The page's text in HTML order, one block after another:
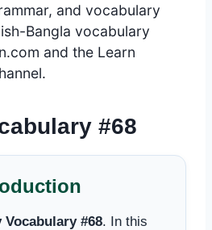
and vocabulary
Bangla vocabulary
and the Learn
#68
Vocabulary #68. In this